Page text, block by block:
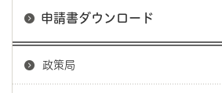
申請書ダウンロード
政策局